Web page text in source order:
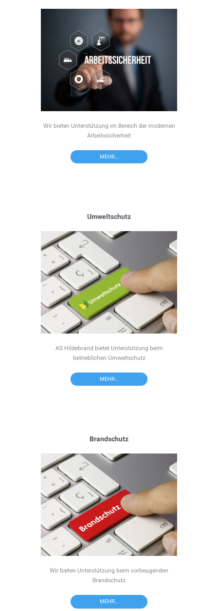
Wir bieten Unterstützung im Bereich der modernen
Arbeitssicherheit
MEHR…
Umweltschutz
AS Hildebrand bietet Unterstützung beim
betrieblichen Umweltschutz
MEHR…
Brandschutz
Wir bieten Unterstützung beim vorbeugenden
Brandschutz
MEHR…